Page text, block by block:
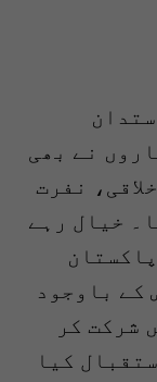
نے بھی
نفرت
خیال رہے
کے باوجود
شرکت کر
کیا